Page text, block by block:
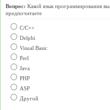
Вопрос: Какой язык программирования вы
предпочитаете
С/C++
Delphi
Visual Basic
Perl
Java
PHP
ASP
Другой